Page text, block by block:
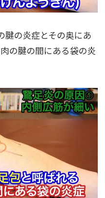
腱の炎症とその奥にあ
の腱の間にある袋の炎